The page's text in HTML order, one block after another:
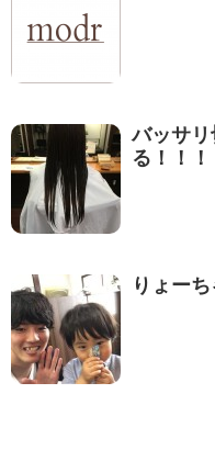
バッサ
る！！！
りょー